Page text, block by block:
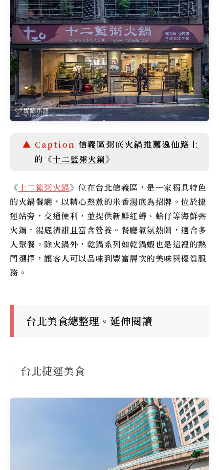
信義區粥底火鍋推薦逸仙路上
的《十二籃粥火鍋》
《十二籃粥火鍋》位在台北信義區，是一家獨具特色
的火鍋餐廳，以精心熬煮的米香湯底為招牌。位於捷
運站旁，交通便利，並提供新鮮紅蟳、蛤仔等海鮮粥
火鍋，湯底清甜且富含營養。餐廳氣氛熱鬧，適合多
人聚餐。除火鍋外，乾鍋系列如乾鍋蝦也是這裡的熱
門選擇，讓客人可以品味到豐富層次的美味與優質服
務。
台北美食總整理。延伸閱讀
台北捷運美食